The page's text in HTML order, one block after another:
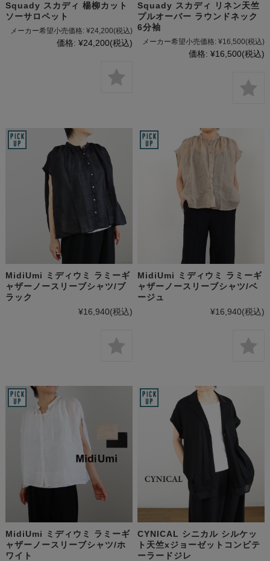
Squady スカディ 楊柳カット
ソーサロペット
メーカー希望小売価格: ¥24,200(税込)
価格: ¥24,200(税込)
Squady スカディ リネン天竺
プルオーバー ラウンドネック
6分袖
メーカー希望小売価格: ¥16,500(税込)
価格: ¥16,500(税込)
MidiUmi ミディウミ ラミーギ
ャザーノースリーブシャツ/ブ
ラック
¥16,940(税込)
MidiUmi ミディウミ ラミーギ
ャザーノースリーブシャツ/ベ
ージュ
¥16,940(税込)
MidiUmi ミディウミ ラミーギ
ャザーノースリーブシャツ/ホ
ワイト
CYNICAL シニカル シルケッ
ト天竺xジョーゼットコンビテ
ーラードジレ